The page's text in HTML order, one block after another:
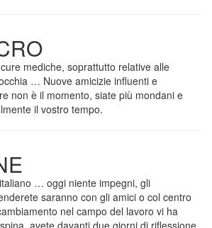
mediche, soprattutto relative alle
… Nuove amicizie influenti e
non è il momento, siate più mondani e
il vostro tempo.
… oggi niente impegni, gli
saranno con gli amici o col centro
nel campo del lavoro vi ha